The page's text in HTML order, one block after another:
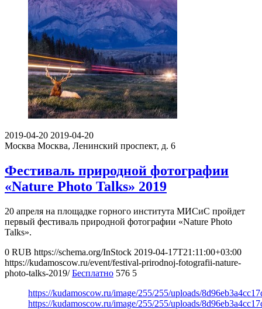
2019-04-20 2019-04-20
Москва Москва, Ленинский проспект, д. 6
Фестиваль природной фотографии
«Nature Photo Talks» 2019
20 апреля на площадке горного института МИСиС пройдет
первый фестиваль природной фотографии «Nature Photo
Talks».
0 RUB https://schema.org/InStock 2019-04-17T21:11:00+03:00
https://kudamoscow.ru/event/festival-prirodnoj-fotografii-nature-
photo-talks-2019/ Бесплатно 576 5
https://kudamoscow.ru/image/255/255/uploads/
https://kudamoscow.ru/image/255/255/uploads/